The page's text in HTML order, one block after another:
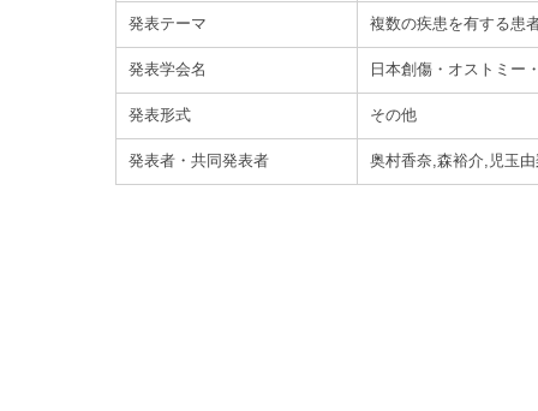
発表テーマ 複数の疾患を有する患
発表学会名 日本創傷・オストミー
発表形式 その他
発表者・共同発表者 奥村香奈,森裕介,児玉